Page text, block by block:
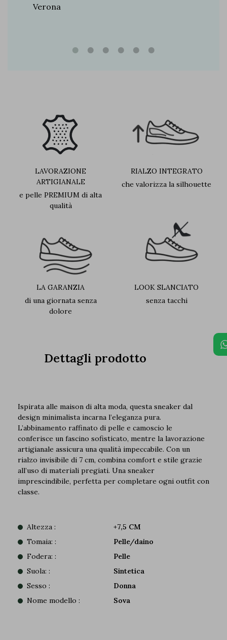
Verona
LAVORAZIONE
ARTIGIANALE
e pelle PREMIUM di alta
qualità
RIALZO INTEGRATO
che valorizza la silhouette
LA GARANZIA
di una giornata senza
dolore
LOOK SLANCIATO
senza tacchi
Dettagli prodotto
Ispirata alle maison di alta moda, questa sneaker dal
design minimalista incarna l’eleganza pura.
L’abbinamento raffinato di pelle e camoscio le
conferisce un fascino sofisticato, mentre la lavorazione
artigianale assicura una qualità impeccabile. Con un
rialzo invisibile di 7 cm, combina comfort e stile grazie
all’uso di materiali pregiati. Una sneaker
imprescindibile, perfetta per completare ogni outfit con
classe.
Altezza :
+7,5 CM
Tomaia: :
Pelle/daino
Fodera: :
Pelle
Suola: :
Sintetica
Sesso :
Donna
Nome modello :
Sova